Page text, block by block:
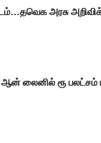
அரசு
ஆன் லைனில் ரூ